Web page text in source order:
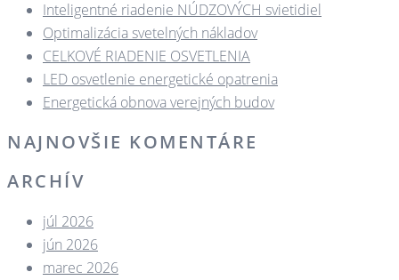
Inteligentné riadenie NÚDZOVÝCH svietidiel
Optimalizácia svetelných nákladov
CELKOVÉ RIADENIE OSVETLENIA
LED osvetlenie energetické opatrenia
Energetická obnova verejných budov
NAJNOVŠIE KOMENTÁRE
ARCHÍV
júl 2026
jún 2026
marec 2026